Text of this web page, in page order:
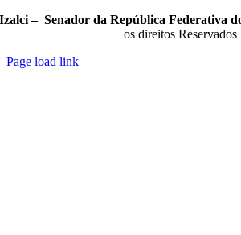
Izalci – Senador da República Federativa
os direitos Reservados
Page load link